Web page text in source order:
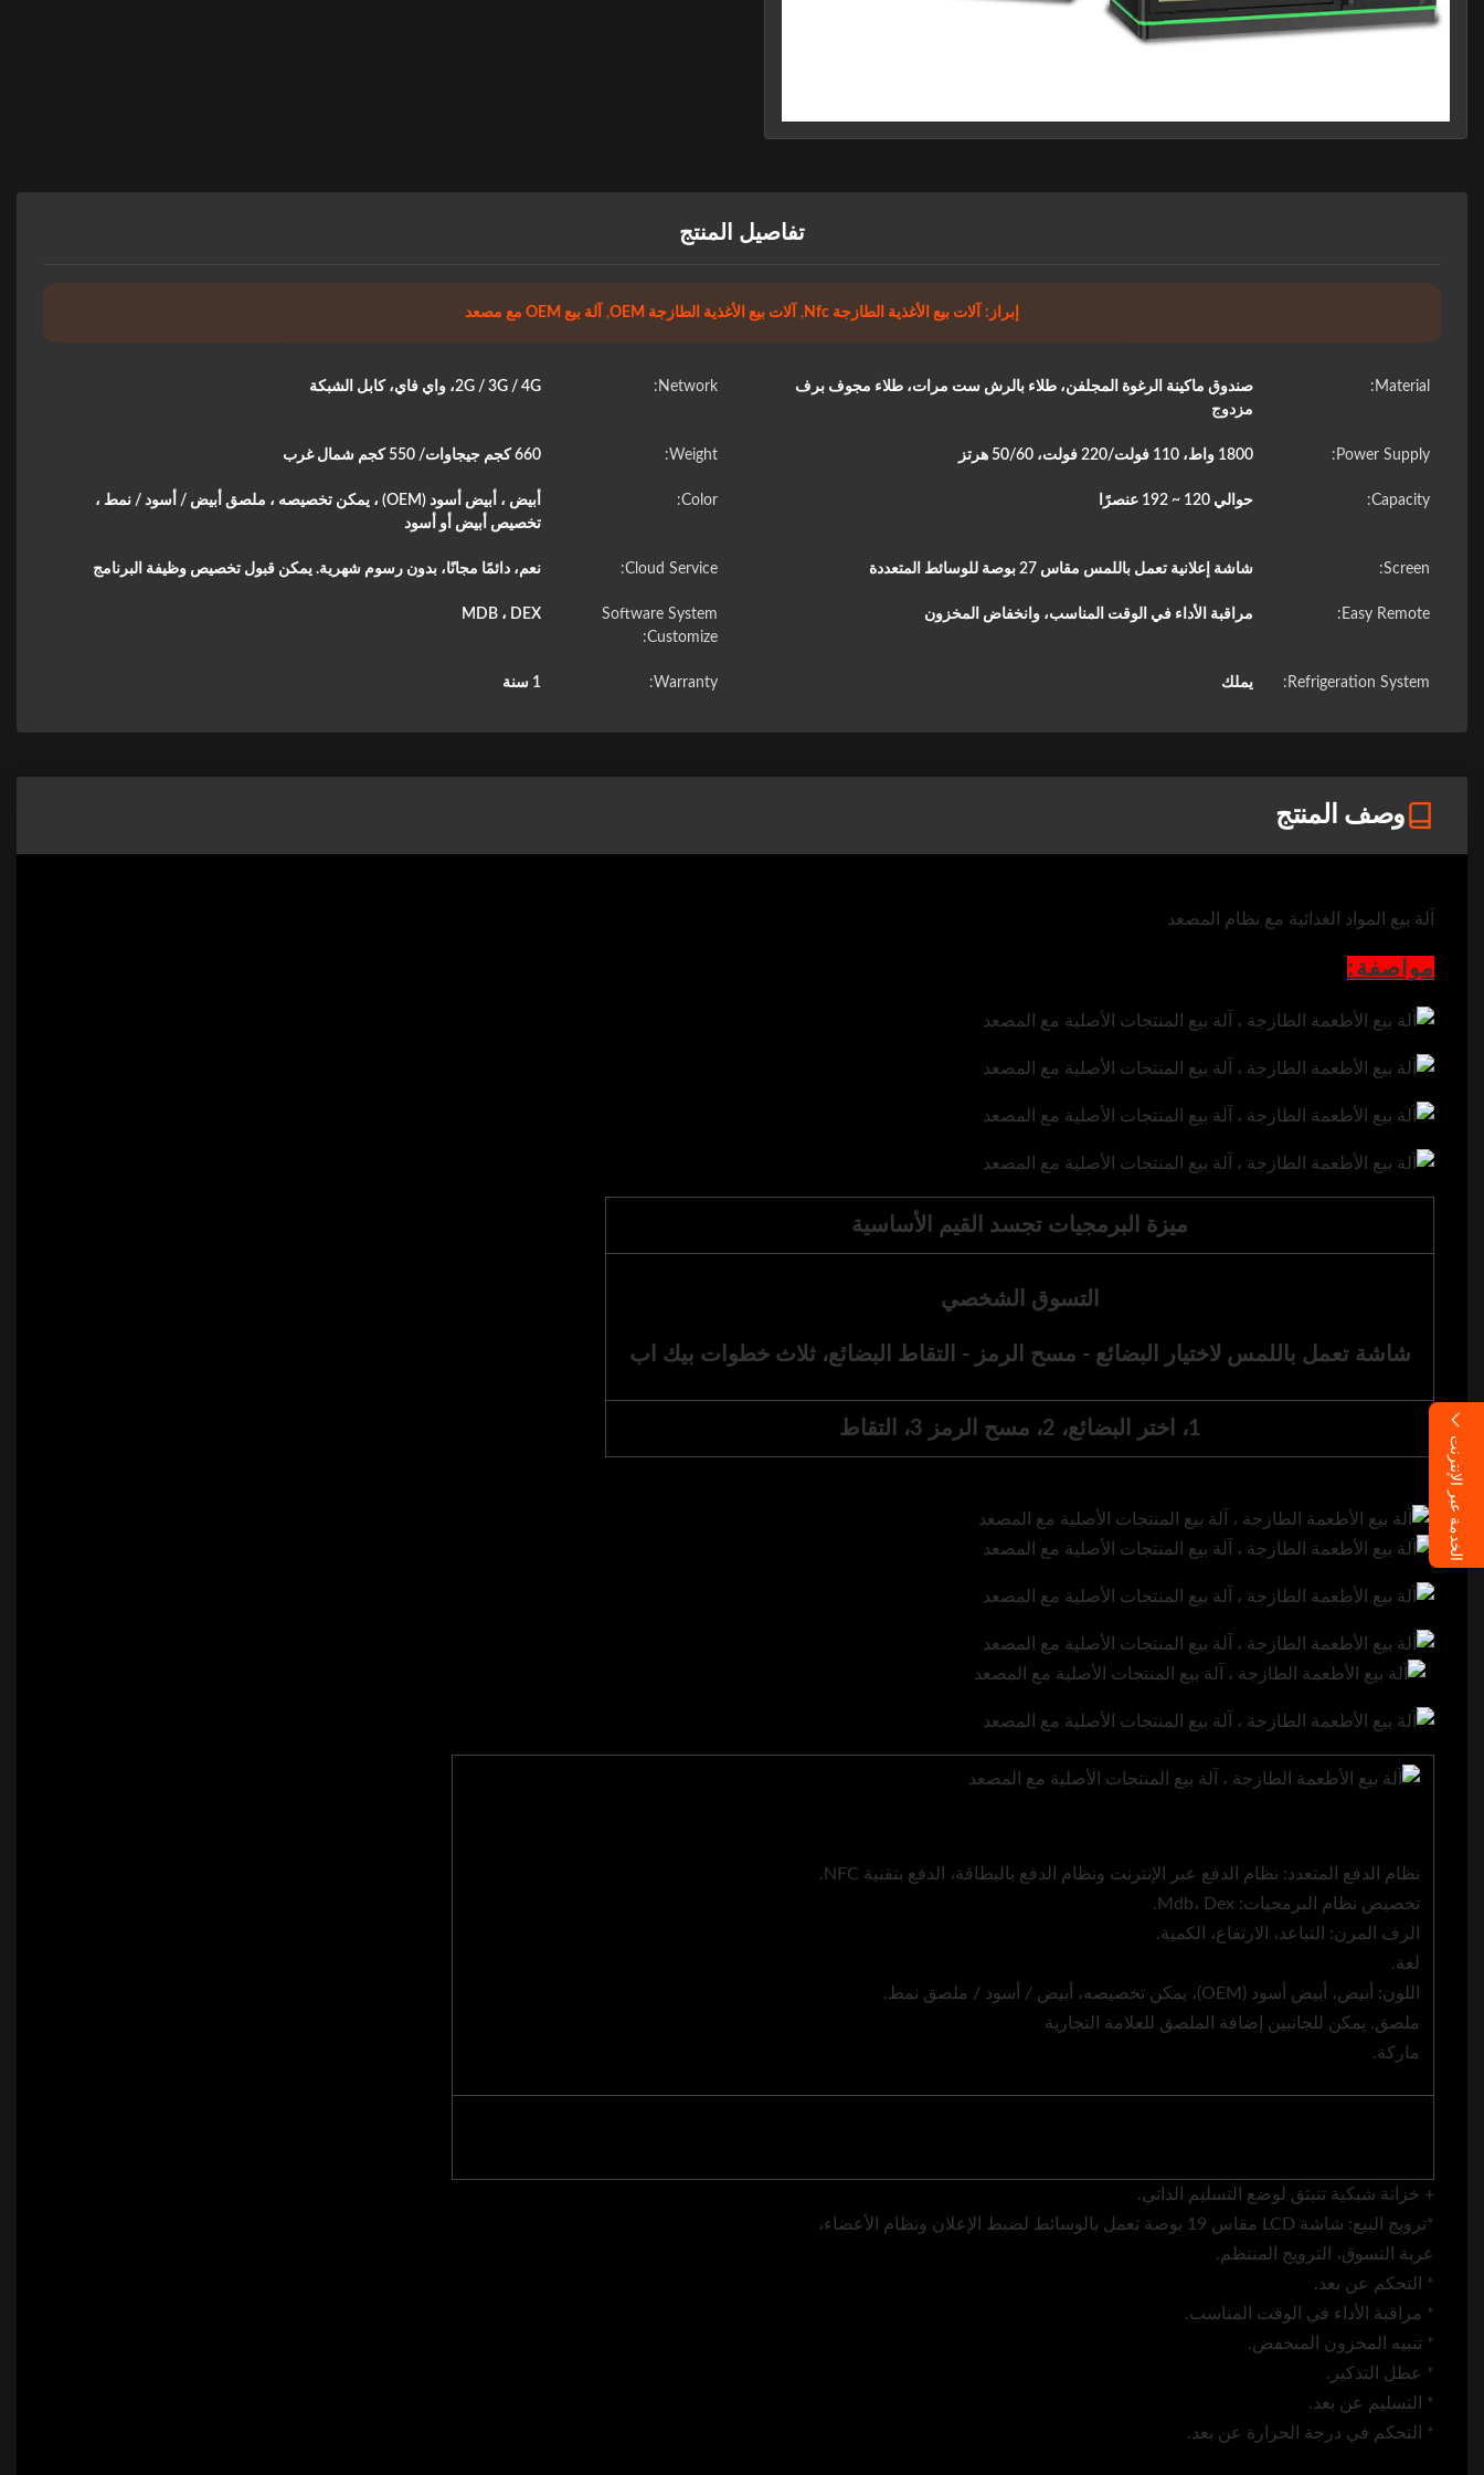
الخدمة عبر الإنترنت
تفاصيل المنتج
إبراز: آلات بيع الأغذية الطازجة Nfc , آلات بيع الأغذية الطازجة OEM , آلة بيع OEM مع مصعد
Material:
صندوق ماكينة الرغوة المجلفن، طلاء بالرش ست مرات، طلاء مجوف برف
مزدوج
Network: 2G / 3G / 4G، واي فاي، كابل الشبكة
Power Supply: 1800 واط، 110 فولت/220 فولت، 50/60 هرتز Weight: 660 كجم جيجاوات/ 550 كجم شمال غرب
Capacity: حوالي 120 ~ 192 عنصرًا Color:
أبيض ، أبيض أسود (OEM) ، يمكن تخصيصه ، ملصق أبيض / أسود / نمط ،
تخصيص أبيض أو أسود
Screen: شاشة إعلانية تعمل باللمس مقاس 27 بوصة للوسائط المتعددة Cloud Service: نعم، دائمًا مجانًا، بدون رسوم شهرية. يمكن قبول تخصيص وظيفة البرنامج
Easy Remote: مراقبة الأداء في الوقت المناسب، وانخفاض المخزون
Software System
Customize:
MDB ، DEX
Refrigeration System: يملك Warranty: 1 سنة
وصف المنتج
آلة بيع المواد الغذائية مع نظام المصعد
مواصفة:
ميزة البرمجيات تجسد القيم الأساسية
التسوق الشخصي
شاشة تعمل باللمس لاختيار البضائع - مسح الرمز - التقاط البضائع، ثلاث خطوات بيك اب
1، اختر البضائع، 2، مسح الرمز 3، التقاط
نظام الدفع المتعدد: نظام الدفع عبر الإنترنت ونظام الدفع بالبطاقة، الدفع بتقنية NFC.
تخصيص نظام البرمجيات: Mdb، Dex.
الرف المرن: التباعد، الارتفاع، الكمية.
لغة.
اللون: أبيض، أبيض أسود (OEM)، يمكن تخصيصه، أبيض / أسود / ملصق نمط.
ملصق. يمكن للجانبين إضافة الملصق للعلامة التجارية
ماركة.
+ خزانة شبكية تنبثق لوضع التسليم الذاتي.
*ترويج البيع: شاشة LCD مقاس 19 بوصة تعمل بالوسائط لضبط الإعلان ونظام الأعضاء،
عربة التسوق، الترويج المنتظم.
* التحكم عن بعد.
* مراقبة الأداء في الوقت المناسب.
* تنبيه المخزون المنخفض.
* عطل التذكير.
* التسليم عن بعد.
* التحكم في درجة الحرارة عن بعد.